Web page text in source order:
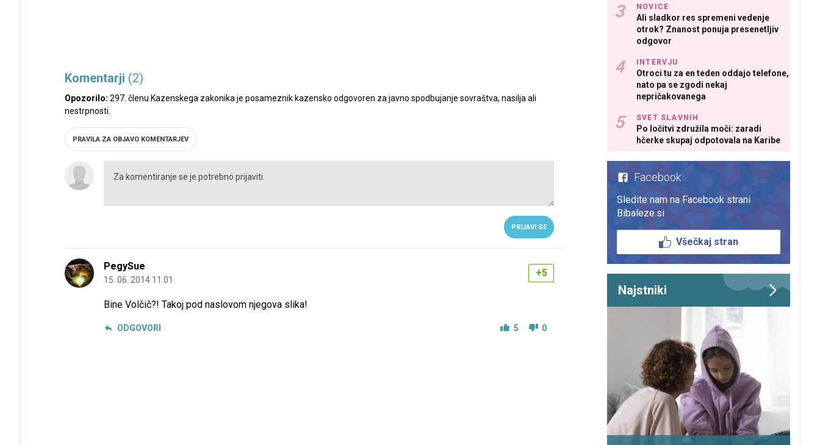
Komentarji (2)
Opozorilo: 297. členu Kazenskega zakonika je posameznik kazensko odgovoren za javno spodbujanje sovraštva, nasilja ali
nestrpnosti.
PRAVILA ZA OBJAVO KOMENTARJEV
PRIJAVI SE
PegySue
15. 06. 2014 11.01
+5
Bine Volčič?! Takoj pod naslovom njegova slika!
ODGOVORI 5 0
NOVICE
Ali sladkor res spremeni vedenje
otrok? Znanost ponuja presenetljiv
odgovor
INTERVJU
Otroci tu za en teden oddajo telefone,
nato pa se zgodi nekaj
nepričakovanega
SVET SLAVNIH
Po ločitvi združila moči: zaradi
hčerke skupaj odpotovala na Karibe
Facebook
Sledite nam na Facebook strani
Bibaleze.si
Všečkaj stran
Najstniki